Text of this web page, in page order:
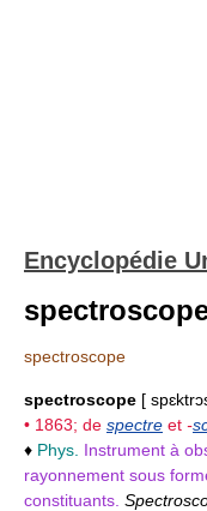
Encyclopédie
spectroscope
spectroscope [
• 1863; de spectre et -
♦ Phys. Instrument à
rayonnement sous
constituants.